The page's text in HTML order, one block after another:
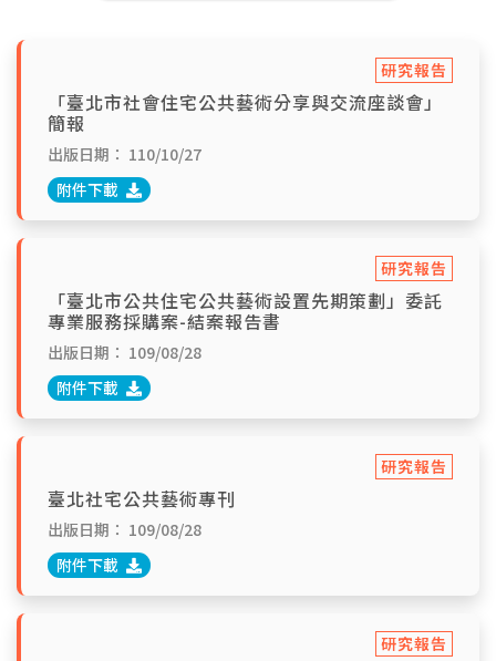
研究報告
「臺北市社會住宅公共藝術分享與交流座談會」
簡報
出版日期： 110/10/27
附件下載
研究報告
「臺北市公共住宅公共藝術設置先期策劃」委託
專業服務採購案-結案報告書
出版日期： 109/08/28
附件下載
研究報告
臺北社宅公共藝術專刊
出版日期： 109/08/28
附件下載
研究報告